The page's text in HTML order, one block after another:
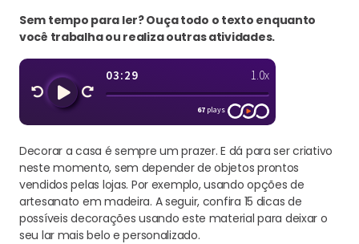
Sem tempo para ler? Ouça todo o texto enquanto
você trabalha ou realiza outras atividades.
Decorar a casa é sempre um prazer. E dá para ser criativo
neste momento, sem depender de objetos prontos
vendidos pelas lojas. Por exemplo, usando opções de
artesanato em madeira. A seguir, confira 15 dicas de
possíveis decorações usando este material para deixar o
seu lar mais belo e personalizado.